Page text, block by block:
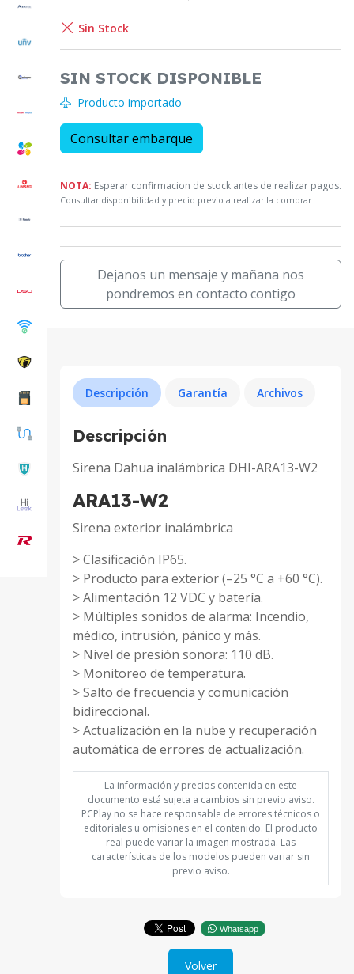
Sin Stock
SIN STOCK DISPONIBLE
Producto importado
Consultar embarque
NOTA: Esperar confirmacion de stock antes de realizar pagos.
Consultar disponibilidad y precio previo a realizar la comprar
Dejanos un mensaje y mañana nos
pondremos en contacto contigo
Descripción Garantía Archivos
Descripción
Sirena Dahua inalámbrica DHI-ARA13-W2
ARA13-W2
Sirena exterior inalámbrica
> Clasificación IP65.
> Producto para exterior (–25 °C a +60 °C).
> Alimentación 12 VDC y batería.
> Múltiples sonidos de alarma: Incendio,
médico, intrusión, pánico y más.
> Nivel de presión sonora: 110 dB.
> Monitoreo de temperatura.
> Salto de frecuencia y comunicación
bidireccional.
> Actualización en la nube y recuperación
automática de errores de actualización.
La información y precios contenida en este
documento está sujeta a cambios sin previo aviso.
PCPlay no se hace responsable de errores técnicos o
editoriales u omisiones en el contenido. El producto
real puede variar la imagen mostrada. Las
características de los modelos pueden variar sin
previo aviso.
Whatsapp
Volver